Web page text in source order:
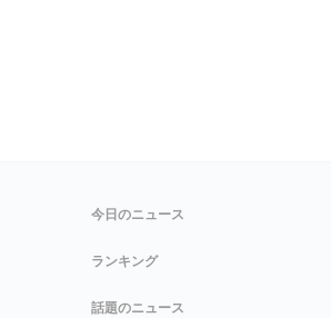
今日のニュース
ランキング
話題のニュース